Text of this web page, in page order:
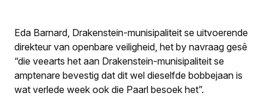
Eda Barnard, Drakenstein-munisipaliteit se uitvoerende
direkteur van openbare veiligheid, het by navraag gesê
“die veearts het aan Drakenstein-munisipaliteit se
amptenare bevestig dat dit wel dieselfde bobbejaan is
wat verlede week ook die Paarl besoek het”.